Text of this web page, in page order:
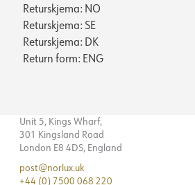
Returskjema: NO
Returskjema: SE
Returskjema: DK
Return form: ENG
Unit 5, Kings Wharf,
301 Kingsland Road
London E8 4DS, England
post@norlux.uk
+44 (0) 7500 068 220